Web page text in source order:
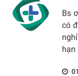
Bs
có
hạn